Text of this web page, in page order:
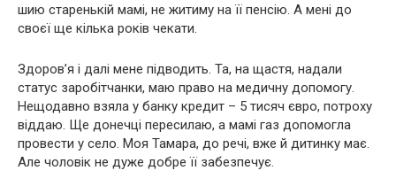
шию старенькiй мамi, не житиму на її пенсiю. А менi до
своєї ще кiлька рокiв чекати.
Здоров’я i далi мене пiдводить. Та, на щастя, надали
статус заробiтчанки, маю право на медичну допомогу.
Нещодавно взяла у банку кредит – 5 тисяч євро, потроху
вiддаю. Ще донечцi пересилаю, а мамi газ допомогла
провести у село. Моя Тамара, до речi, вже й дитинку має.
Але чоловiк не дуже добре її забезпечує.